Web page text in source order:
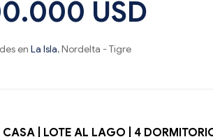
USD
en La Isla, Nordelta - Tigre
| LOTE AL LAGO | 4